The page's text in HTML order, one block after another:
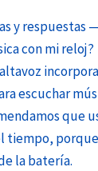
y
con mi reloj?
escuchar
que
tiempo,
la batería.